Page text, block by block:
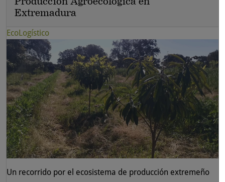
Extremadura
EcoLogístico
Un recorrido por el ecosistema de producción extremeño